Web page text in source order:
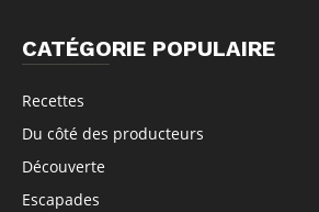
CATÉGORIE POPULAIRE
Recettes
Du côté des producteurs
Découverte
Escapades